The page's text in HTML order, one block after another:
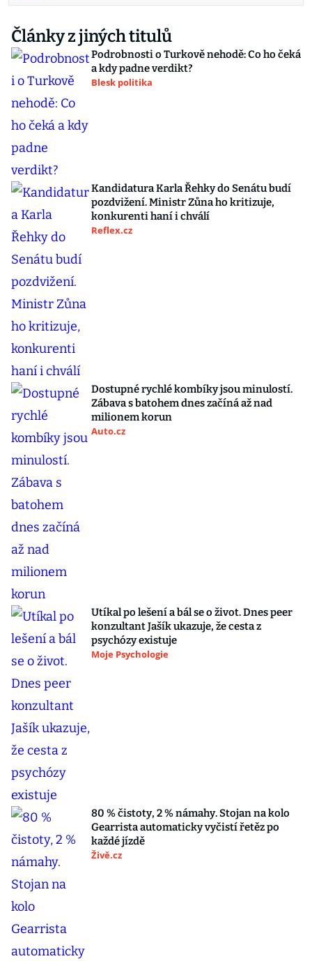
Články z jiných titulů
Podrobnosti o Turkově nehodě: Co ho čeká
a kdy padne verdikt?
Blesk politika
Kandidatura Karla Řehky do Senátu budí
pozdvižení. Ministr Zůna ho kritizuje,
konkurenti haní i chválí
Reflex.cz
Dostupné rychlé kombíky jsou minulostí.
Zábava s batohem dnes začíná až nad
milionem korun
Auto.cz
Utíkal po lešení a bál se o život. Dnes peer
konzultant Jašík ukazuje, že cesta z
psychózy existuje
Moje Psychologie
80 % čistoty, 2 % námahy. Stojan na kolo
Gearrista automaticky vyčistí řetěz po
každé jízdě
Živě.cz